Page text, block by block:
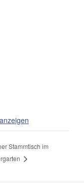
Stammtisch im